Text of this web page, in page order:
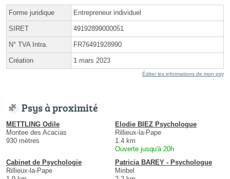
Forme juridique Entrepreneur individuel
SIRET 49192899000051
N° TVA Intra. FR76491928990
Création 1 mars 2023
Éditer les informations de mon psy
Psys à proximité
METTLING Odile
Montee des Acacias
930 mètres
Elodie BIEZ Psychologue
Rillieux-la-Pape
1.4 km
Ouverte jusqu'à 20h
Cabinet de Psychologie
Rillieux-la-Pape
Patricia BAREY - Psychologue
Miribel